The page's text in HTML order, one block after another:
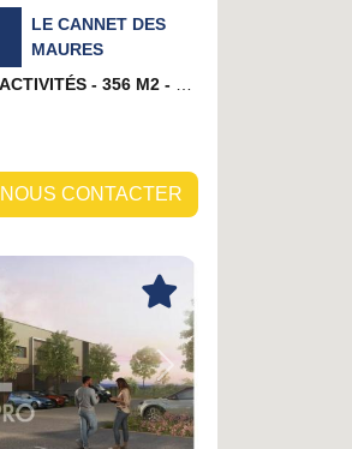
LE CANNET DES
MAURES
NOUS CONTACTER
Next